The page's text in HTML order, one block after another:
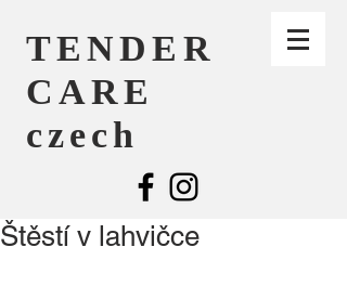
TENDER
CARE
czech
Štěstí v lahvičce